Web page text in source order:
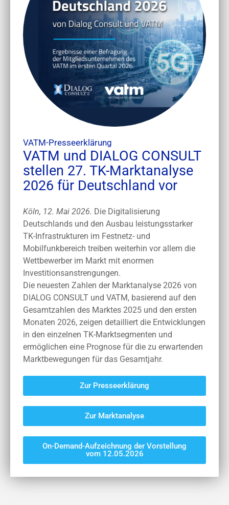
VATM-Presseerklärung
VATM und DIALOG CONSULT
stellen 27. TK-Marktanalyse
2026 für Deutschland vor
Köln, 12. Mai 2026. Die Digitalisierung
Deutschlands und den Ausbau leistungsstarker
TK-Infrastrukturen im Festnetz- und
Mobilfunkbereich treiben weiterhin vor allem die
Wettbewerber im Markt mit enormen
Investitionsanstrengungen.
Die neuesten Zahlen der Marktanalyse 2026 von
DIALOG CONSULT und VATM, basierend auf den
Gesamtzahlen des Marktes 2025 und den ersten
Monaten 2026, zeigen detailliert die Entwicklungen
in den einzelnen TK-Marktsegmenten und
ermöglichen eine Prognose für die zu erwartenden
Marktbewegungen für das Gesamtjahr.
Zur Presseerklärung
Zur Marktanalyse
On-Demand-Aufzeichnung der Vorstellung
vom 12.05.2026